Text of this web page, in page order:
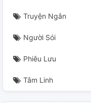
Quyển 2: Luyện
Quyển 2: Luyện
Quyển 2: Luyện
Truyện Ngắn
Người Sói
Phiêu Lưu
Tâm Linh